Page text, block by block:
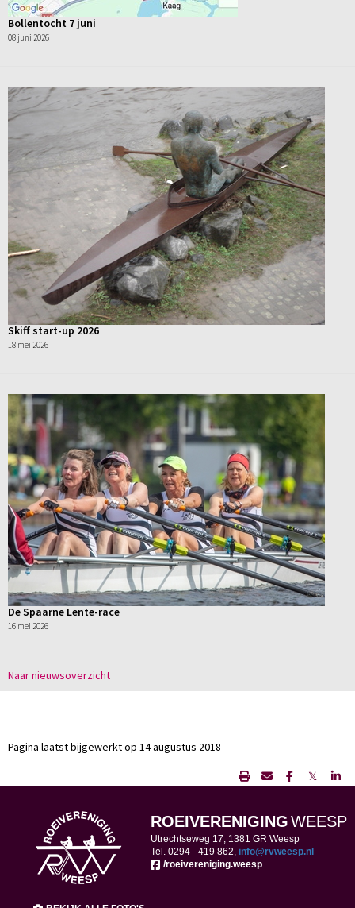
Bollentocht 7 juni
08 juni 2026
Skiff start-up 2026
18 mei 2026
De Spaarne Lente-race
16 mei 2026
Naar nieuwsoverzicht
Pagina laatst bijgewerkt op 14 augustus 2018
𝕏
ROEIVERENIGINGWEESP
Utrechtseweg 17, 1381 GR Weesp
Tel. 0294 - 419 862, ofni@rvweesp.nl
/roeivereniging.weesp